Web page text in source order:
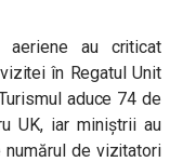
aeriene au criticat
în Regatul Unit
aduce 74 de
UK, iar miniștrii au
numărul de vizitatori